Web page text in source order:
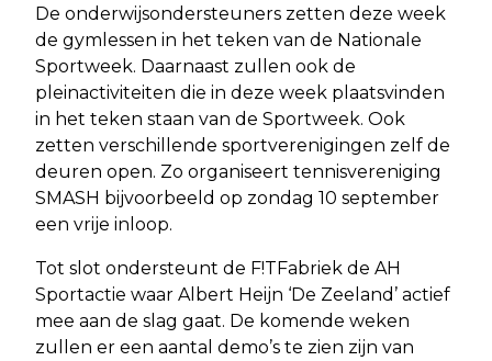
De onderwijsondersteuners zetten deze week
de gymlessen in het teken van de Nationale
Sportweek. Daarnaast zullen ook de
pleinactiviteiten die in deze week plaatsvinden
in het teken staan van de Sportweek. Ook
zetten verschillende sportverenigingen zelf de
deuren open. Zo organiseert tennisvereniging
SMASH bijvoorbeeld op zondag 10 september
een vrije inloop.
Tot slot ondersteunt de F!TFabriek de AH
Sportactie waar Albert Heijn ‘De Zeeland’ actief
mee aan de slag gaat. De komende weken
zullen er een aantal demo’s te zien zijn van